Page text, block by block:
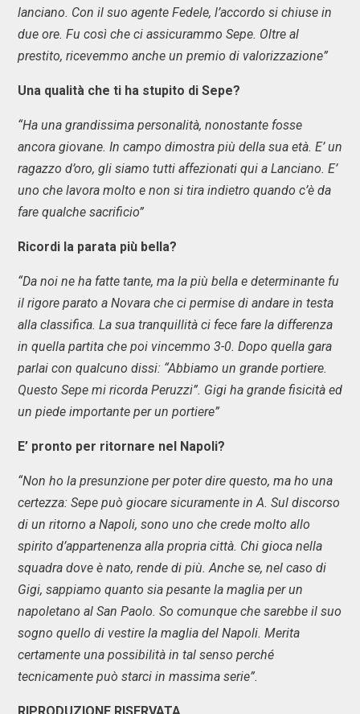
lanciano. Con il suo agente Fedele, l’accordo si chiuse in
due ore. Fu così che ci assicurammo Sepe. Oltre al
prestito, ricevemmo anche un premio di valorizzazione”
Una qualità che ti ha stupito di Sepe?
“Ha una grandissima personalità, nonostante fosse
ancora giovane. In campo dimostra più della sua età. E’ un
ragazzo d’oro, gli siamo tutti affezionati qui a Lanciano. E’
uno che lavora molto e non si tira indietro quando c’è da
fare qualche sacrificio”
Ricordi la parata più bella?
“Da noi ne ha fatte tante, ma la più bella e determinante fu
il rigore parato a Novara che ci permise di andare in testa
alla classifica. La sua tranquillità ci fece fare la differenza
in quella partita che poi vincemmo 3-0. Dopo quella gara
parlai con qualcuno dissi: “Abbiamo un grande portiere.
Questo Sepe mi ricorda Peruzzi”. Gigi ha grande fisicità ed
un piede importante per un portiere”
E’ pronto per ritornare nel Napoli?
“Non ho la presunzione per poter dire questo, ma ho una
certezza: Sepe può giocare sicuramente in A. Sul discorso
di un ritorno a Napoli, sono uno che crede molto allo
spirito d’appartenenza alla propria città. Chi gioca nella
squadra dove è nato, rende di più. Anche se, nel caso di
Gigi, sappiamo quanto sia pesante la maglia per un
napoletano al San Paolo. So comunque che sarebbe il suo
sogno quello di vestire la maglia del Napoli. Merita
certamente una possibilità in tal senso perché
tecnicamente può starci in massima serie”.